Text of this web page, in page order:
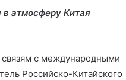
в атмосферу Китая
с международными
Российско-Китайского